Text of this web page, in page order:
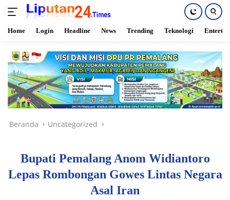
konten
Home Login Headline News Trending Teknologi
Beranda Uncategorized
Bupati Pemalang Anom Widiantoro
Lepas Rombongan Gowes Lintas Negara
Asal Iran